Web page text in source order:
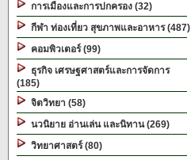
การเมืองและการปกครอง (32)
กีฬา ท่องเที่ยว สุขภาพและอาหาร (487)
คอมพิวเตอร์ (99)
ธุรกิจ เศรษฐศาสตร์และการจัดการ
(185)
จิตวิทยา (58)
นวนิยาย อ่านเล่น และนิทาน (269)
วิทยาศาสตร์ (80)